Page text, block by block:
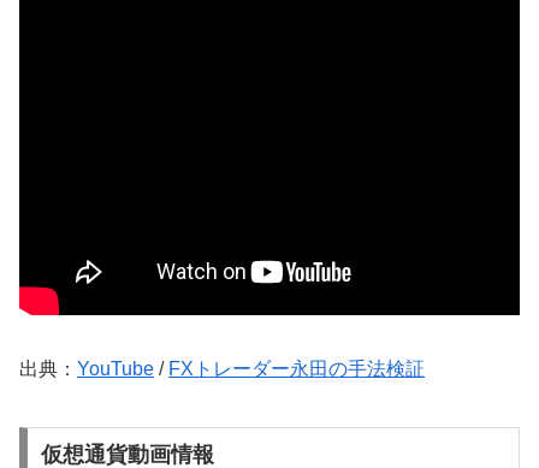
出典： YouTube / FXトレーダー永田の手法検証
仮想通貨動画情報